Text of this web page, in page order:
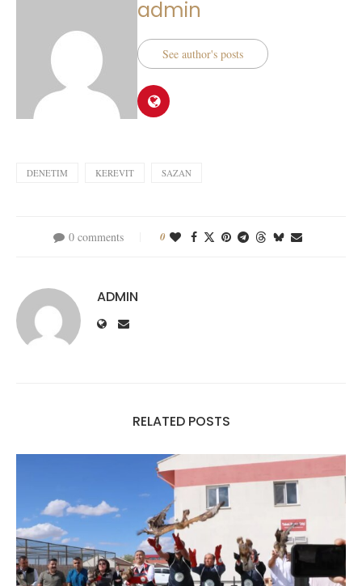
admin
See author's posts
DENETIM KEREVIT SAZAN
0 comments 0
ADMIN
RELATED POSTS